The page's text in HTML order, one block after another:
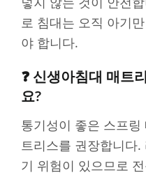
로 침대는 오직 아기
야 합니다.
❓ 신생아침대 매트
요?
통기성이 좋은 스프
트리스를 권장합니다
기 위험이 있으므로